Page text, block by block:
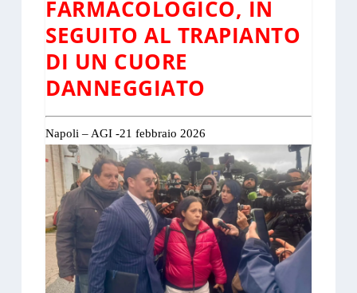
FARMACOLOGICO, IN
SEGUITO AL TRAPIANTO
DI UN CUORE
DANNEGGIATO
Napoli – AGI -21 febbraio 2026